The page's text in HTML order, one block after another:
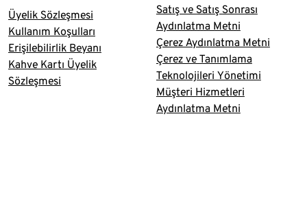
Üyelik Sözleşmesi
Kullanım Koşulları
Erişilebilirlik Beyanı
Kahve Kartı Üyelik
Sözleşmesi
Satış ve Satış Sonrası
Aydınlatma Metni
Çerez Aydınlatma Metni
Çerez ve Tanımlama
Teknolojileri Yönetimi
Müşteri Hizmetleri
Aydınlatma Metni